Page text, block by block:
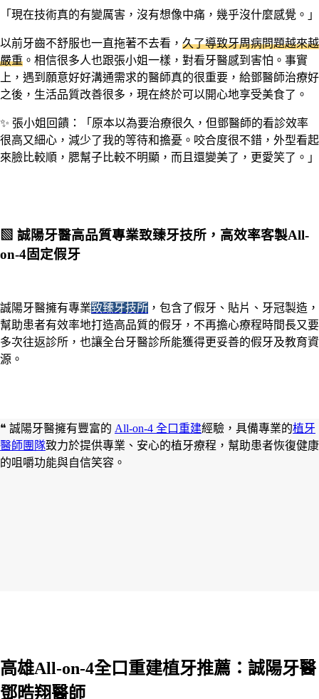
「現在技術真的有變厲害，沒有想像中痛，幾乎沒什麼感覺。」
以前牙齒不舒服也一直拖著不去看， 久了導致牙周病問題越來越
嚴重 。相信很多人也跟張小姐一樣，對看牙醫感到害怕。事實
上，遇到願意好好溝通需求的醫師真的很重要，給鄧醫師治療好
之後，生活品質改善很多，現在終於可以開心地享受美食了。
✨ 張小姐回饋：「原本以為要治療很久，但鄧醫師的看診效率
很高又細心，減少了我的等待和擔憂。咬合度很不錯，外型看起
來臉比較順，腮幫子比較不明顯，而且還變美了，更愛笑了。」
▧ 誠陽牙醫高品質專業致臻牙技所，高效率客製All-
on-4固定假牙
誠陽牙醫擁有專業致臻牙技所 ，包含了假牙、貼片、牙冠製造，
幫助患者有效率地打造高品質的假牙，不再擔心療程時間長又要
多次往返診所，也讓全台牙醫診所能獲得更妥善的假牙及教育資
源。
❝ 誠陽牙醫擁有豐富的 All-on-4 全口重建經驗，具備專業的植牙
醫師團隊致力於提供專業、安心的植牙療程，幫助患者恢復健康
的咀嚼功能與自信笑容。
高雄All-on-4全口重建植牙推薦：誠陽牙醫
鄧晧翔醫師